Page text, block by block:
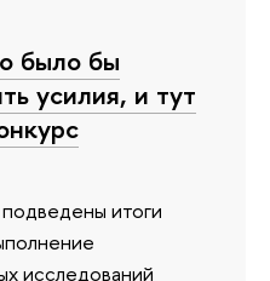
было бы
усилия, и тут
итоги
исследований